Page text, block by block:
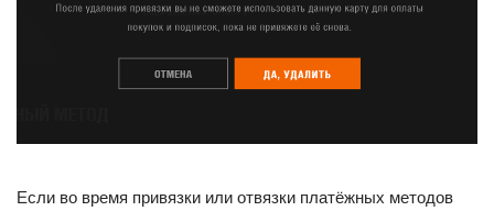
Если во время привязки или отвязки платёжных методов